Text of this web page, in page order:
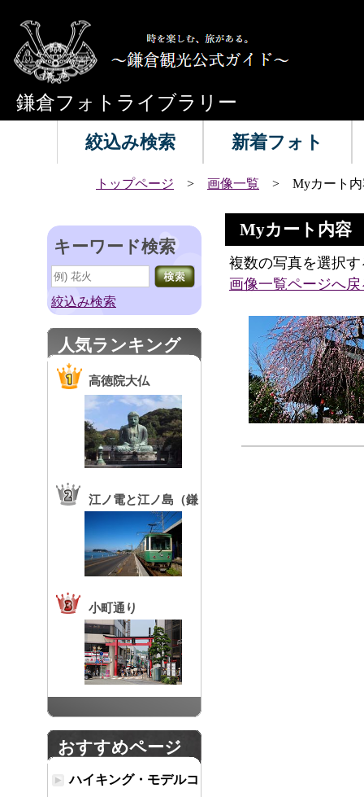
鎌倉フォトライブラリー
絞込み検索 新着フォト
トップページ > 画像一覧 > Myカート内
キーワード検索
絞込み検索
人気ランキング
高徳院大仏
江ノ電と江ノ島（鎌
倉高校前駅）
小町通り
おすすめページ
ハイキング・モデルコ
Myカート内容
複数の写真を選択
画像一覧ページへ戻